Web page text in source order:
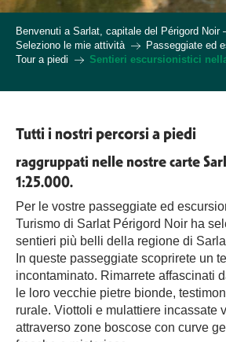
Benvenuti a Sarlat, capitale del Périgord Noir
Seleziono le mie attività
Passeggiate ed
Tour a piedi
Sentieri escursionistici
Tutti i nostri percorsi a piedi
raggruppati nelle nostre carte
1:25.000.
Per le vostre passeggiate ed
Turismo di Sarlat Périgord Noir ha
sentieri più belli della regione di
In queste passeggiate scoprirete un
incontaminato. Rimarrete affascinati
le loro vecchie pietre bionde,
rurale. Viottoli e mulattiere incassate
attraverso zone boscose con curve